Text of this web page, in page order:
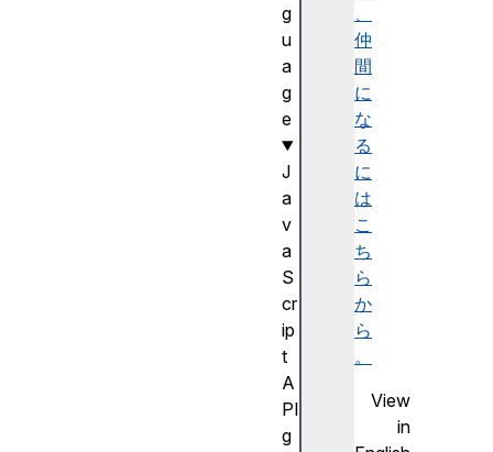
、
仲
間
に
な
る
に
は
こ
ち
ら
か
ら
。
View
in
g
u
a
g
e
J
a
v
a
S
cr
ip
t
A
PI
g